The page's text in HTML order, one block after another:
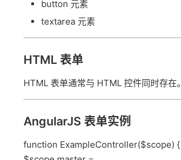
button 元素
textarea 元素
HTML 表单
HTML 表单通常与 HTML 控件同时存在。
AngularJS 表单实例
function ExampleController($scope) {